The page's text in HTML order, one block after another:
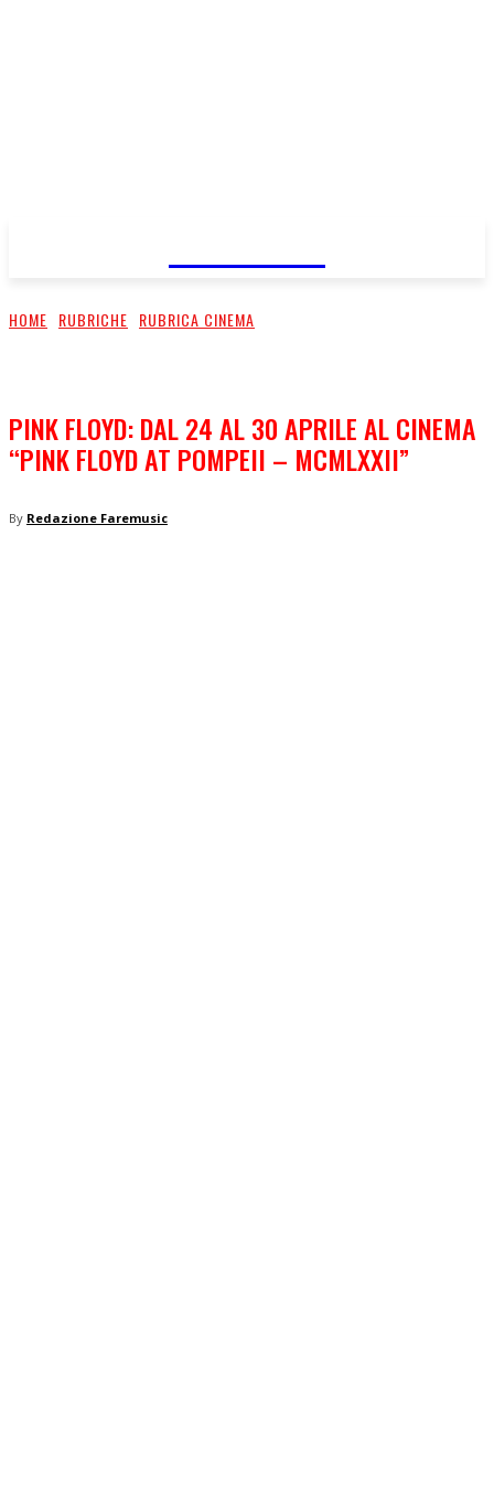
HOME RUBRICHE RUBRICA CINEMA
PINK FLOYD: DAL 24 AL 30 APRILE AL CINEMA
“PINK FLOYD AT POMPEII – MCMLXXII”
By Redazione Faremusic